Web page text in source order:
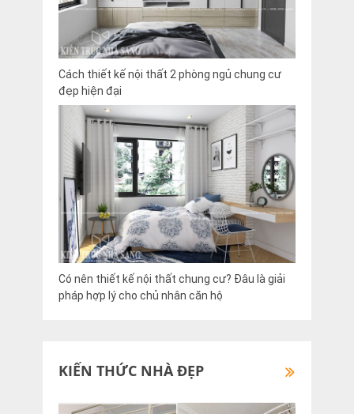
Cách thiết kế nội thất 2 phòng ngủ chung cư
đẹp hiện đại
Có nên thiết kế nội thất chung cư? Đâu là giải
pháp hợp lý cho chủ nhân căn hộ
KIẾN THỨC NHÀ ĐẸP